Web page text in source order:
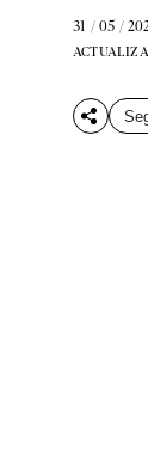
31 / 05 /